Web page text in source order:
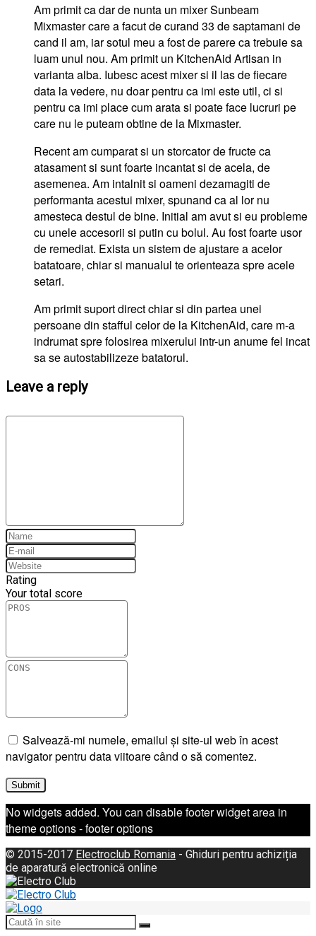
Am primit ca dar de nunta un mixer Sunbeam
Mixmaster care a facut de curand 33 de saptamani de
cand il am, iar sotul meu a fost de parere ca trebuie sa
luam unul nou. Am primit un KitchenAid Artisan in
varianta alba. Iubesc acest mixer si il las de fiecare
data la vedere, nu doar pentru ca imi este util, ci si
pentru ca imi place cum arata si poate face lucruri pe
care nu le puteam obtine de la Mixmaster.
Recent am cumparat si un storcator de fructe ca
atasament si sunt foarte incantat si de acela, de
asemenea. Am intalnit si oameni dezamagiti de
performanta acestui mixer, spunand ca al lor nu
amesteca destul de bine. Initial am avut si eu probleme
cu unele accesorii si putin cu bolul. Au fost foarte usor
de remediat. Exista un sistem de ajustare a acelor
batatoare, chiar si manualul te orienteaza spre acele
setari.
Am primit suport direct chiar si din partea unei
persoane din stafful celor de la KitchenAid, care m-a
indrumat spre folosirea mixerului intr-un anume fel incat
sa se autostabilizeze batatorul.
Leave a reply
Rating
Your total score
Salvează-mi numele, emailul și site-ul web în acest
navigator pentru data viitoare când o să comentez.
No widgets added. You can disable footer widget area in
theme options - footer options
© 2015-2017 Electroclub Romania - Ghiduri pentru achiziția
de aparatură electronică online